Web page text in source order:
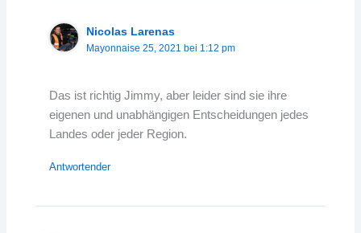
Nicolas Larenas
Mayonnaise 25, 2021 bei 1:12 pm
Das ist richtig Jimmy, aber leider sind sie ihre
eigenen und unabhängigen Entscheidungen jedes
Landes oder jeder Region.
Antwortender